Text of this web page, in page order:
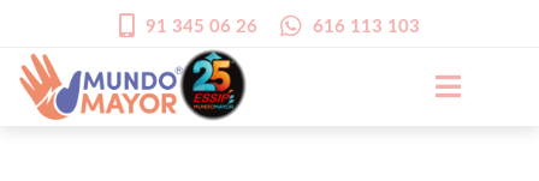
91 345 06 26 616 113 103